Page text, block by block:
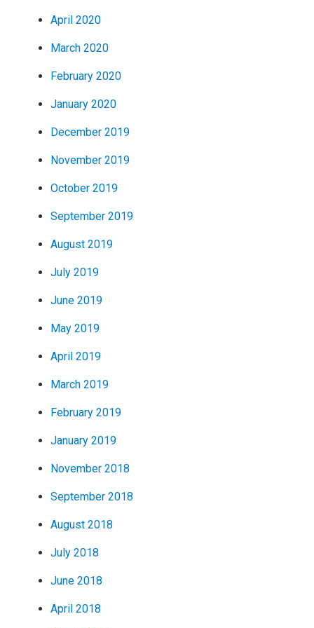
April 2020
March 2020
February 2020
January 2020
December 2019
November 2019
October 2019
September 2019
August 2019
July 2019
June 2019
May 2019
April 2019
March 2019
February 2019
January 2019
November 2018
September 2018
August 2018
July 2018
June 2018
April 2018